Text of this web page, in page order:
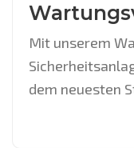
Mit unserem
dem neuesten